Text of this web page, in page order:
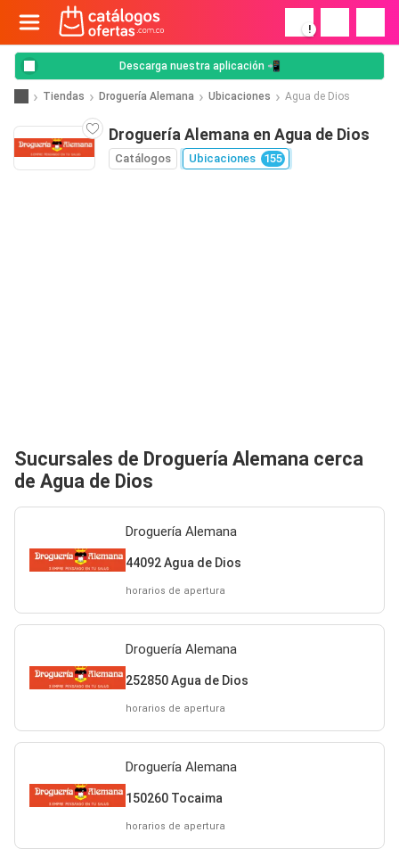
!
Descarga nuestra aplicación 📲
Tiendas Droguería Alemana Ubicaciones Agua de Dios
Droguería Alemana en Agua de Dios
Catálogos Ubicaciones 155
Sucursales de Droguería Alemana cerca
de Agua de Dios
Droguería Alemana
44092 Agua de Dios
horarios de apertura
Droguería Alemana
252850 Agua de Dios
horarios de apertura
Droguería Alemana
150260 Tocaima
horarios de apertura